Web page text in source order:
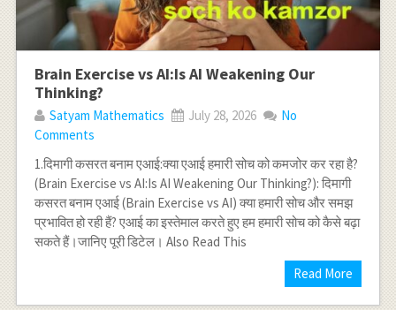
Brain Exercise vs AI:Is AI Weakening Our
Thinking?
Satyam Mathematics July 28, 2026
No
Comments
1.दिमागी कसरत बनाम एआई:क्या एआई हमारी सोच को कमजोर कर रहा है?
(Brain Exercise vs AI:Is AI Weakening Our Thinking?): दिमागी
कसरत बनाम एआई (Brain Exercise vs AI) क्या हमारी सोच और समझ
प्रभावित हो रही हैं? एआई का इस्तेमाल करते हुए हम हमारी सोच को कैसे बढ़ा
सकते हैं।जानिए पूरी डिटेल। Also Read This
Read More